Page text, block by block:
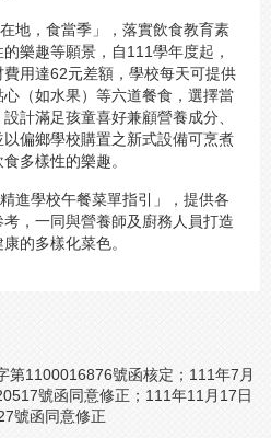
地，食當季」，落實飲食教育素
樂趣等願景，自111學年度起，
用達62元差額，學校每天可提供
（如水果）等六道餐食，選擇當
計滿足孩童喜好兼顧營養成分、
偏鄉學校購置之新式設備可烹煮
多樣性的樂趣。
進學校午餐菜單指引」，提供各
，一同與營養師及廚務人員打造
的多樣化菜色。
第1100016876號函核定；111年7月
號函同意修正；111年11月17日
號函同意修正